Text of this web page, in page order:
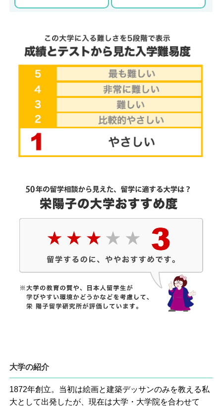
大学の紹介
1872年創立。当初は絵画と建築デッサンのみを教える私
大として出発したが、現在は大学・大学院を合わせて